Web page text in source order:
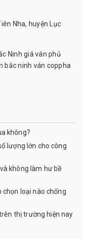
Nha, huyện Lục
Ninh giá ván phủ
bắc ninh ván coppha
không?
lượng lớn cho công
không làm hư bề
chọn loại nào chống
thị trường hiện nay